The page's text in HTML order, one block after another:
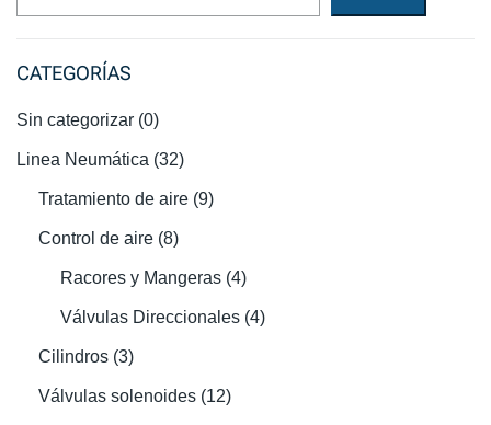
CATEGORÍAS
Sin categorizar (0)
Linea Neumática (32)
Tratamiento de aire (9)
Control de aire (8)
Racores y Mangeras (4)
Válvulas Direccionales (4)
Cilindros (3)
Válvulas solenoides (12)